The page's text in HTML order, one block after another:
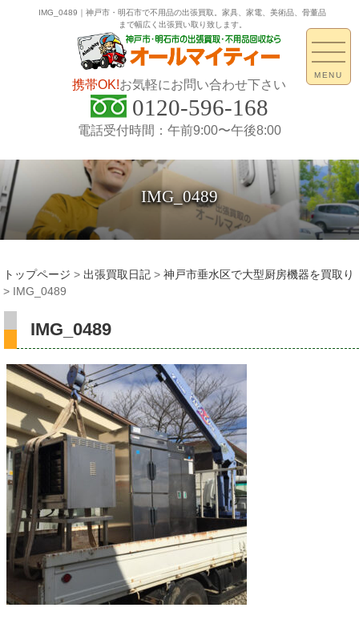
IMG_0489｜神戸市・明石市で不用品の出張買取。家具、家電、美術品、骨董品
まで幅広く出張買い取り致します。
携帯OK!お気軽にお問い合わせ下さい
0120-596-168
電話受付時間：午前9:00〜午後8:00
IMG_0489
MENU
トップページ > 出張買取日記 > 神戸市垂水区で大型厨房機器を買取り
> IMG_0489
IMG_0489